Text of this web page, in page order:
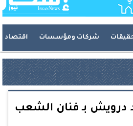
شركات ومؤسسات اقتصاد
درويش بـ فنان الشعب